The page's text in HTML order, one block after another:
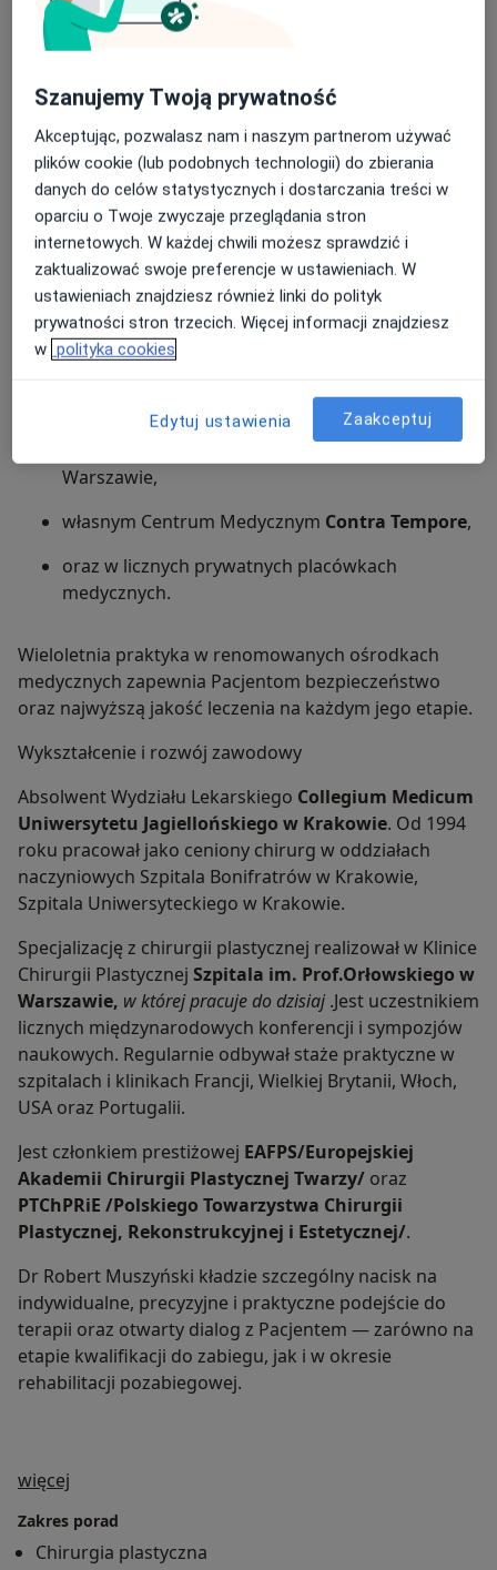
rozległych, wieloletnich żylaków w sposób
małoinwazyjny.
W ramach leczenia flebologicznego wykonuje również
echo-skleroterapię orazskleroterapię
teleangiektazji(wenulektazji, tzw. „pajączków”). Dr
Robert Muszyński jest biegłym ultrasonografistą,
umożliwiającym precyzyjną diagnostykę nawet
najbardziej złożonych przypadków.
Doświadczenie zawodowe
Wszechstronne doświadczenie kliniczne dr Robert
Muszyński zdobywał, pracując m.in. w:
Samodzielnym Publicznym Szpitalu Klinicznym
Warszawie,
własnym Centrum Medycznym Contra Tempore,
oraz w licznych prywatnych placówkach
medycznych.
Wieloletnia praktyka w renomowanych ośrodkach
medycznych zapewnia Pacjentom bezpieczeństwo
oraz najwyższą jakość leczenia na każdym jego etapie.
Wykształcenie i rozwój zawodowy
Absolwent Wydziału Lekarskiego Collegium Medicum
Uniwersytetu Jagiellońskiego w Krakowie. Od 1994
roku pracował jako ceniony chirurg w oddziałach
naczyniowych Szpitala Bonifratrów w Krakowie,
Szpitala Uniwersyteckiego w Krakowie.
Specjalizację z chirurgii plastycznej realizował w Klinice
Chirurgii Plastycznej Szpitala im. Prof.Orłowskiego w
Warszawie, w której pracuje do dzisiaj .Jest uczestnikiem
licznych międzynarodowych konferencji i sympozjów
naukowych. Regularnie odbywał staże praktyczne w
szpitalach i klinikach Francji, Wielkiej Brytanii, Włoch,
USA oraz Portugalii.
Jest członkiem prestiżowej EAFPS/Europejskiej
Akademii Chirurgii Plastycznej Twarzy/ oraz
PTChPRiE /Polskiego Towarzystwa Chirurgii
Plastycznej, Rekonstrukcyjnej i Estetycznej/.
Dr Robert Muszyński kładzie szczególny nacisk na
indywidualne, precyzyjne i praktyczne podejście do
terapii oraz otwarty dialog z Pacjentem — zarówno na
etapie kwalifikacji do zabiegu, jak i w okresie
rehabilitacji pozabiegowej.
więcej
Zakres porad
Chirurgia plastyczna
Szanujemy Twoją prywatność
Akceptując, pozwalasz nam i naszym partnerom używać
plików cookie (lub podobnych technologii) do zbierania
danych do celów statystycznych i dostarczania treści w
oparciu o Twoje zwyczaje przeglądania stron
internetowych. W każdej chwili możesz sprawdzić i
zaktualizować swoje preferencje w ustawieniach. W
ustawieniach znajdziesz również linki do polityk
prywatności stron trzecich. Więcej informacji znajdziesz
w polityka cookies
Edytuj ustawienia Zaakceptuj